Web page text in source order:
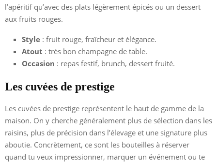
l’apéritif qu’avec des plats légèrement épicés ou un dessert
aux fruits rouges.
Style : fruit rouge, fraîcheur et élégance.
Atout : très bon champagne de table.
Occasion : repas festif, brunch, dessert fruité.
Les cuvées de prestige
Les cuvées de prestige représentent le haut de gamme de la
maison. On y cherche généralement plus de sélection dans les
raisins, plus de précision dans l’élevage et une signature plus
aboutie. Concrètement, ce sont les bouteilles à réserver
quand tu veux impressionner, marquer un événement ou te